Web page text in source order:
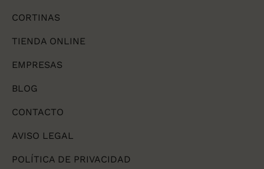
CORTINAS
TIENDA ONLINE
EMPRESAS
BLOG
CONTACTO
AVISO LEGAL
POLÍTICA DE PRIVACIDAD